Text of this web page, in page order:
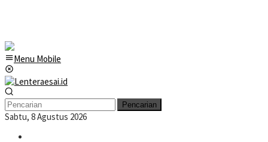
Menu Mobile
Pencarian
Sabtu, 8 Agustus 2026